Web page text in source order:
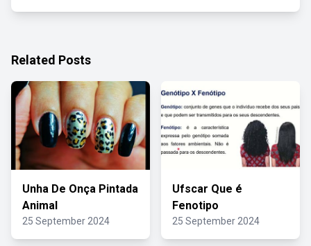
Related Posts
Unha De Onça Pintada
Animal
25 September 2024
Ufscar Que é
Fenotipo
25 September 2024